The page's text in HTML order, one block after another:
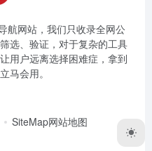
航网站，我们只收录全网公
选、验证，对于复杂的工具
用户远离选择困难症，拿到
马会用。
SiteMap网站地图